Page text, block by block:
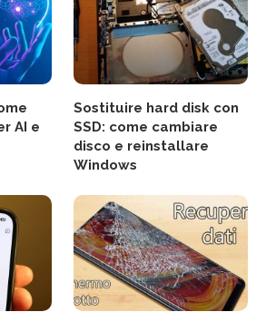
AI e
Sostituire hard disk con
SSD: come cambiare
disco e reinstallare
Windows